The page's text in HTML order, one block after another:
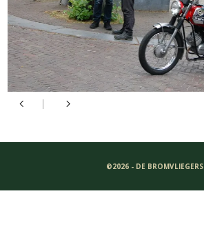
©2026 - DE BROMVLIEGERS